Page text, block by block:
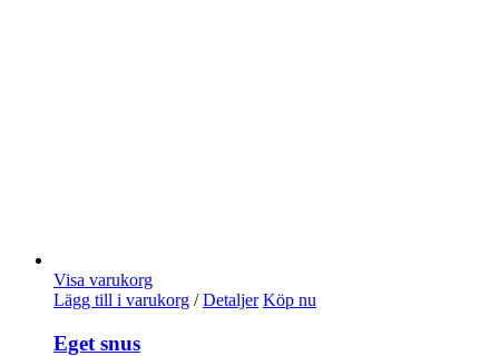
Visa varukorg
Lägg till i varukorg / Detaljer Köp nu
Eget snus